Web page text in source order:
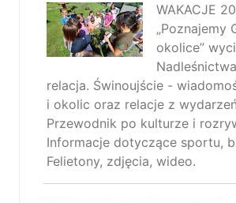
WAKACJE
„Poznajemy
okolice”
relacja. Świnoujście -
i okolic oraz relacje z
Przewodnik po kulturze i
Informacje dotyczące sportu,
Felietony, zdjęcia, wideo.